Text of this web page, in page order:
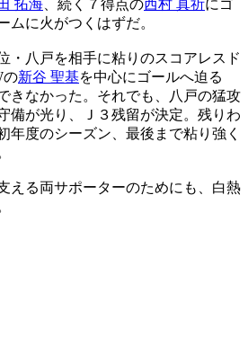
拓海 、続く７得点の西村 真祈にゴ
ムに火がつくはずだ。
・八戸を相手に粘りのスコアレスド
の新谷 聖基を中心にゴールへ迫る
きなかった。それでも、八戸の猛攻
備が光り、Ｊ３残留が決定。残りわ
年度のシーズン、最後まで粘り強く
える両サポーターのためにも、白熱